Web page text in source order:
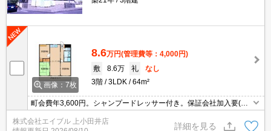
画像：7枚
8.6万円(管理費等：4,000円)
敷
8.6万 礼
なし
3階
3LDK 64m²
町会費年3,600円。シャンプードレッサー付き。保証会社加入要(初
回、月額総支払額の100%)。
株式会社エイブル 上小田井店
詳細を見る